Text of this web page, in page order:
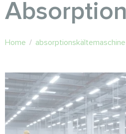
Home / absorptionskältemaschine